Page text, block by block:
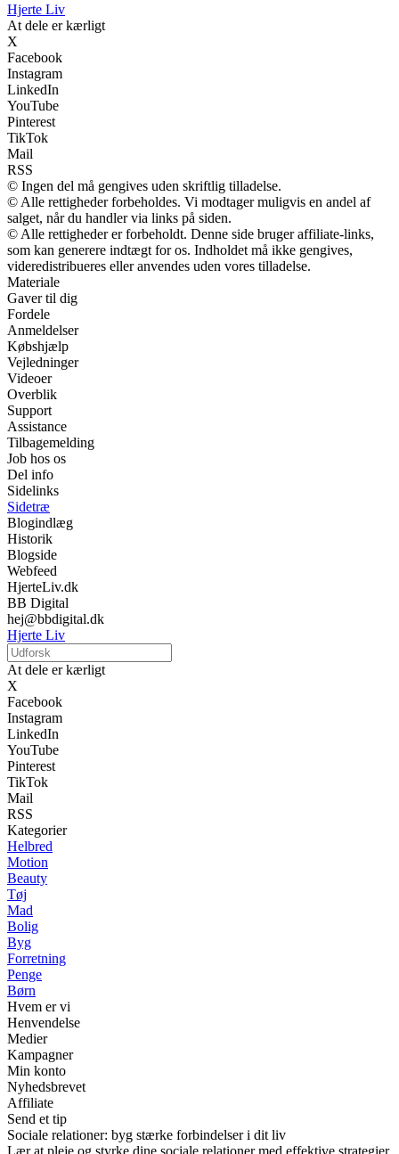
Hjerte Liv
At dele er kærligt
X
Facebook
Instagram
LinkedIn
YouTube
Pinterest
TikTok
Mail
RSS
© Ingen del må gengives uden skriftlig tilladelse.
© Alle rettigheder forbeholdes. Vi modtager muligvis en andel af
salget, når du handler via links på siden.
© Alle rettigheder er forbeholdt. Denne side bruger affiliate-links,
som kan generere indtægt for os. Indholdet må ikke gengives,
videredistribueres eller anvendes uden vores tilladelse.
Materiale
Gaver til dig
Fordele
Anmeldelser
Købshjælp
Vejledninger
Videoer
Overblik
Support
Assistance
Tilbagemelding
Job hos os
Del info
Sidelinks
Sidetræ
Blogindlæg
Historik
Blogside
Webfeed
HjerteLiv.dk
BB Digital
hej@bbdigital.dk
Hjerte Liv
At dele er kærligt
X
Facebook
Instagram
LinkedIn
YouTube
Pinterest
TikTok
Mail
RSS
Kategorier
Helbred
Motion
Beauty
Tøj
Mad
Bolig
Byg
Forretning
Penge
Børn
Hvem er vi
Henvendelse
Medier
Kampagner
Min konto
Nyhedsbrevet
Affiliate
Send et tip
Sociale relationer: byg stærke forbindelser i dit liv
Lær at pleje og styrke dine sociale relationer med effektive strategier.